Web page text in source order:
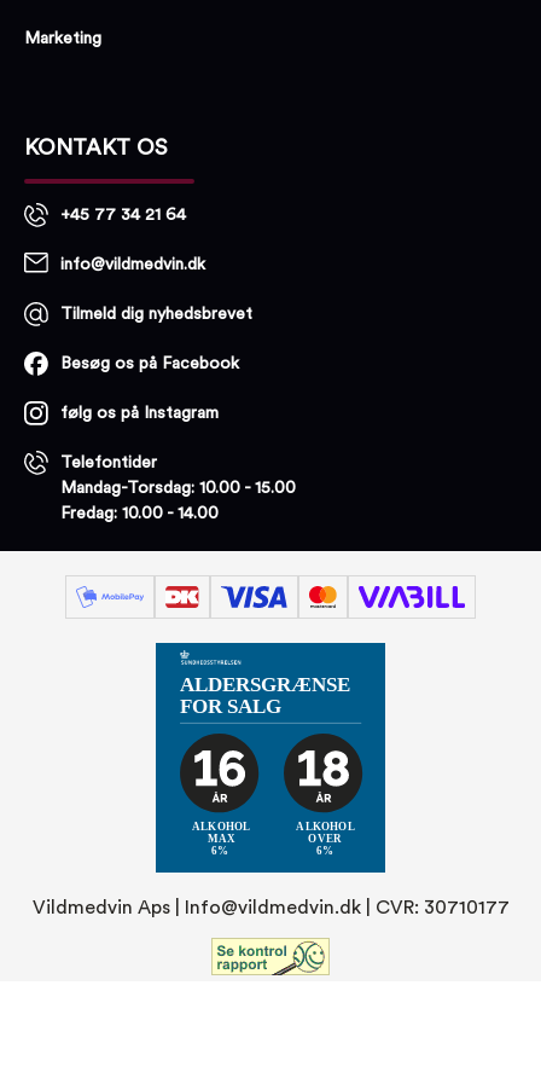
Marketing
KONTAKT OS
+45 77 34 21 64
info@vildmedvin.dk
Tilmeld dig nyhedsbrevet
Besøg os på Facebook
følg os på Instagram
Telefontider
Mandag-Torsdag: 10.00 - 15.00
Fredag: 10.00 - 14.00
Vildmedvin Aps | Info@vildmedvin.dk| CVR: 30710177